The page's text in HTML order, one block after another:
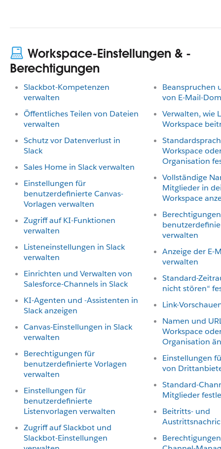
Workspace-Einstellungen & -
Berechtigungen
Slackbot-Kompetenzen
verwalten
Öffentliches Teilen von Dateien
verwalten
Schutz vor Datenverlust in
Slack
Sales Home in Slack verwalten
Einstellungen für
benutzerdefinierte Canvas-
Vorlagen verwalten
Zugriff auf KI-Funktionen
verwalten
Listeneinstellungen in Slack
verwalten
Einrichten und Verwalten von
Salesforce-Channels in Slack
KI-Agenten und -Assistenten in
Slack anzeigen
Canvas-Einstellungen in Slack
verwalten
Berechtigungen für
benutzerdefinierte Vorlagen
verwalten
Einstellungen für
benutzerdefinierte
Listenvorlagen verwalten
Zugriff auf Slackbot und
Slackbot-Einstellungen
Beanspruchen
von E-Mail-
Verwalten, wie
Workspace
Workspace
Organisation
Vollständige
Mitglieder in
Workspace
verwalten
Anzeige der E-
verwalten
Standard-
nicht stören“
Link-
Namen und
Workspace
Organisation
Einstellungen
von
Standard-
Mitglieder
Beitritts- und